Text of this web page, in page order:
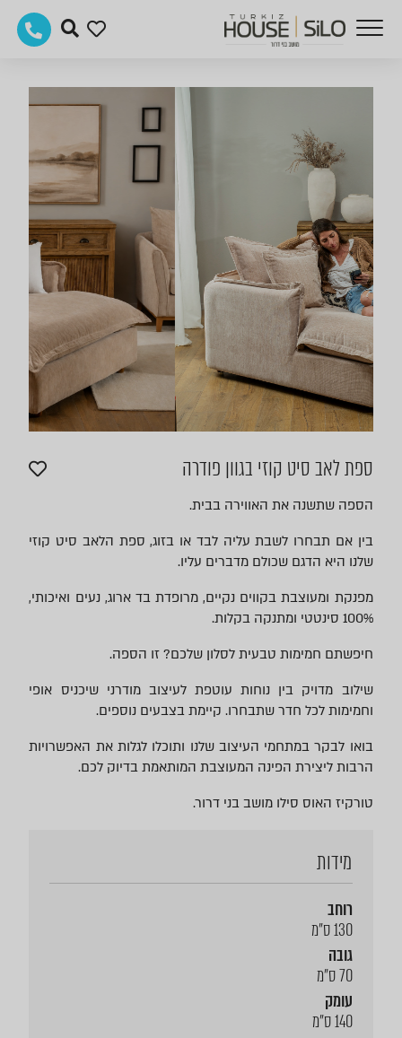
ספת לאב סיט קוזי בגוון פודרה
הספה שתשנה את האווירה בבית.
בין אם תבחרו לשבת עליה לבד או בזוג, ספת הלאב סיט קוזי
שלנו היא הדגם שכולם מדברים עליו.
מפנקת ומעוצבת בקווים נקיים, מרופדת בד ארוג, נעים ואיכותי,
100% סינטטי ומתנקה בקלות.
חיפשתם חמימות טבעית לסלון שלכם? זו הספה.
שילוב מדויק בין נוחות עוטפת לעיצוב מודרני שיכניס אופי
וחמימות לכל חדר שתבחרו. קיימת בצבעים נוספים.
בואו לבקר במתחמי העיצוב שלנו ותוכלו לגלות את האפשרויות
הרבות ליצירת הפינה המעוצבת המותאמת בדיוק לכם.
טורקיז האוס סילו מושב בני דרור.
מידות
רוחב
130 ס"מ
גובה
70 ס"מ
עומק
140 ס"מ